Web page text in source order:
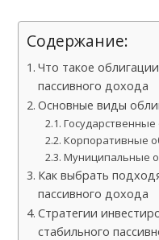
Содержание:
Что такое
пассивного дохода
Основные виды
Государственные
Корпоративные
Муниципальные
Как выбрать
пассивного дохода
Стратегии
стабильного